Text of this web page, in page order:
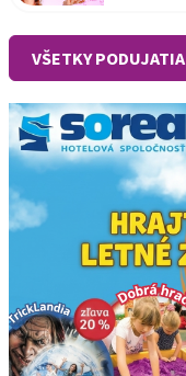
VŠETKY PODUJATIA